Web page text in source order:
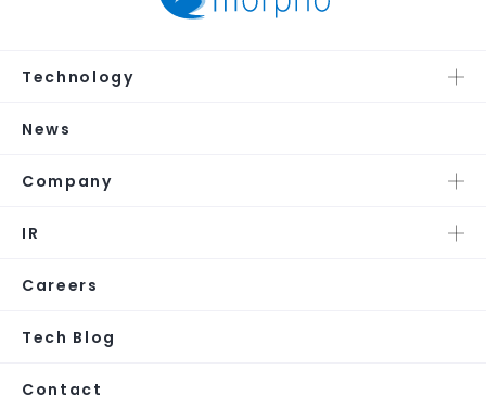
Technology
News
Company
IR
Careers
Tech Blog
Contact